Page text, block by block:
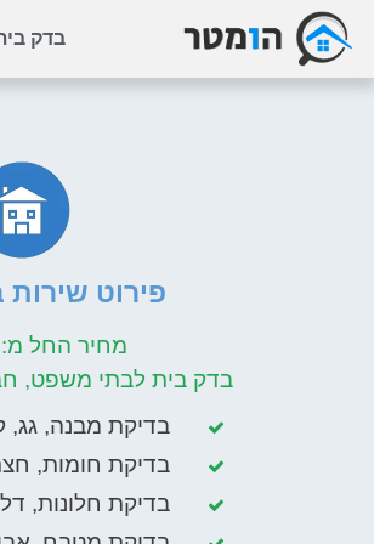
בדק
פירוט
מחיר החל מ: 1480 ₪
בדק בית לבתי משפט,
בדיקת מבנה, גג,
בדיקת חומות,
בדיקת חלונות,